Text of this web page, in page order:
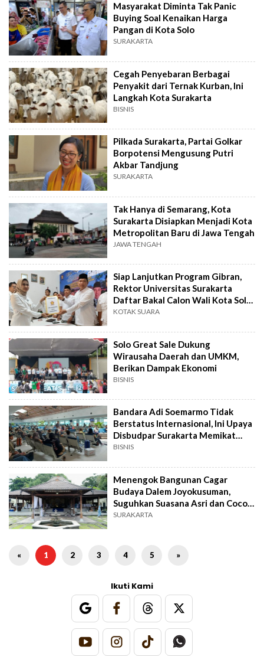
Masyarakat Diminta Tak Panic
Buying Soal Kenaikan Harga
Pangan di Kota Solo
SURAKARTA
Cegah Penyebaran Berbagai
Penyakit dari Ternak Kurban, Ini
Langkah Kota Surakarta
BISNIS
Pilkada Surakarta, Partai Golkar
Borpotensi Mengusung Putri
Akbar Tandjung
SURAKARTA
Tak Hanya di Semarang, Kota
Surakarta Disiapkan Menjadi Kota
Metropolitan Baru di Jawa Tengah
JAWA TENGAH
Siap Lanjutkan Program Gibran,
Rektor Universitas Surakarta
Daftar Bakal Calon Wali Kota Solo
Lewat Gerindra
KOTAK SUARA
Solo Great Sale Dukung
Wirausaha Daerah dan UMKM,
Berikan Dampak Ekonomi
BISNIS
Bandara Adi Soemarmo Tidak
Berstatus Internasional, Ini Upaya
Disbudpar Surakarta Memikat
Wisatawan
BISNIS
Menengok Bangunan Cagar
Budaya Dalem Joyokusuman,
Suguhkan Suasana Asri dan Cocok
untuk Wisata Edukasi
SURAKARTA
« 1 2 3 4 5 »
Ikuti Kami